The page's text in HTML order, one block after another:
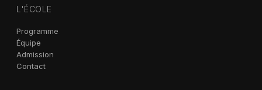
L'ÉCOLE
Programme
Équipe
Admission
Contact